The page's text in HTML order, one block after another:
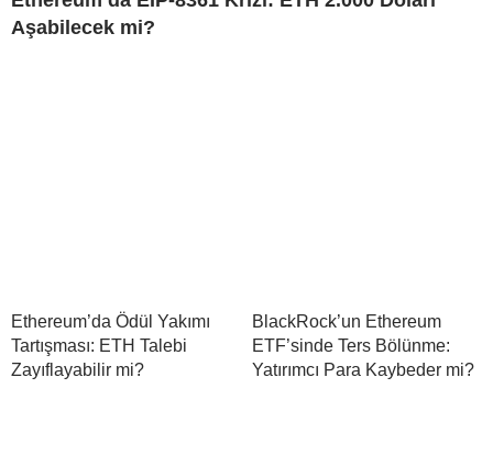
Aşabilecek mi?
Ethereum’da Ödül Yakımı
Tartışması: ETH Talebi
Zayıflayabilir mi?
BlackRock’un Ethereum
ETF’sinde Ters Bölünme:
Yatırımcı Para Kaybeder mi?